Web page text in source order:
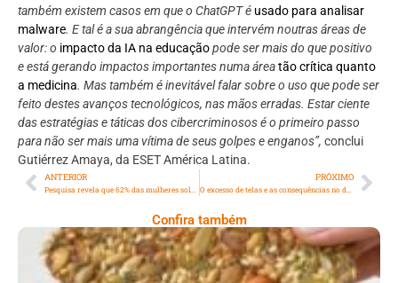
também existem casos em que o ChatGPT é usado para analisar
malware. E tal é a sua abrangência que intervém noutras áreas de
valor: o impacto da IA ​​na educaçãopode ser mais do que positivo
e está gerando impactos importantes numa áreatão crítica quanto
a medicina. Mas também é inevitável falar sobre o uso que pode ser
feito destes avanços tecnológicos, nas mãos erradas. Estar ciente
das estratégias e táticas dos cibercriminosos é o primeiro passo
para não ser mais uma vítima de seus golpes e enganos”, conclui
Gutiérrez Amaya, da ESET América Latina.
ANTERIOR PRÓXIMO
Confira também